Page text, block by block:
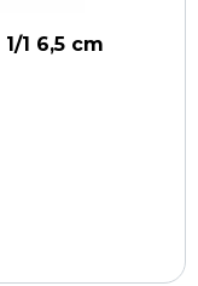
1 6,5 cm